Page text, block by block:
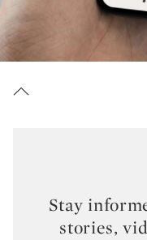
Stay
stories,